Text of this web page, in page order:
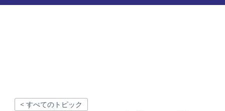
< すべてのトピック